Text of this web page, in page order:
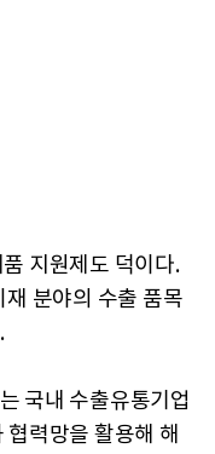
지원제도 덕이다.
재 분야의 수출 품목
국내 수출유통기업
력망을 활용해 해